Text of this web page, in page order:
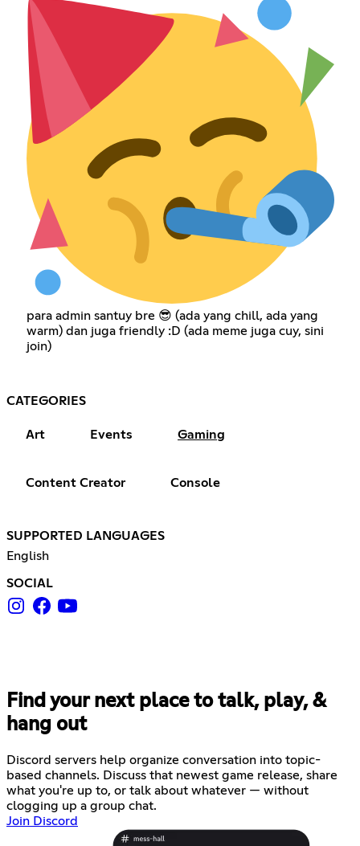
para admin santuy bre 😎 (ada yang chill, ada yang
warm) dan juga friendly :D (ada meme juga cuy, sini
join)
CATEGORIES
Art Events Gaming
Content Creator Console
SUPPORTED LANGUAGES
English
SOCIAL
Find your next place to talk, play, &
hang out
Discord servers help organize conversation into topic-
based channels. Discuss that newest game release, share
what you're up to, or talk about whatever — without
clogging up a group chat.
Join Discord